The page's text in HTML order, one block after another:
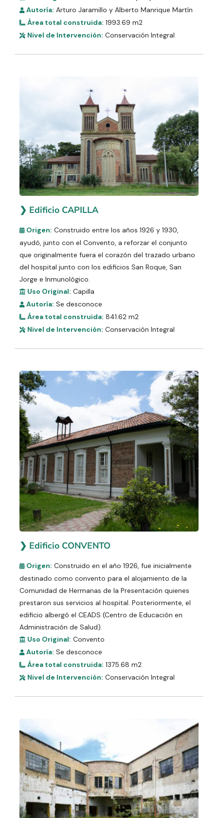
Autoría: Arturo Jaramillo y Alberto Manrique Martín
Área total construida: 1993.69 m2
Nivel de Intervención: Conservación Integral
❯ Edificio CAPILLA
Origen: Construido entre los años 1926 y 1930,
ayudó, junto con el Convento, a reforzar el conjunto
que originalmente fuera el corazón del trazado urbano
del hospital junto con los edificios San Roque, San
Jorge e Inmunológico.
Uso Original: Capilla
Autoría: Se desconoce
Área total construida: 841.62 m2
Nivel de Intervención: Conservación Integral
❯ Edificio CONVENTO
Origen: Construido en el año 1926, fue inicialmente
destinado como convento para el alojamiento de la
Comunidad de Hermanas de la Presentación quienes
prestaron sus servicios al hospital. Posteriormente, el
edificio albergó el CEADS (Centro de Educación en
Administración de Salud).
Uso Original: Convento
Autoría: Se desconoce
Área total construida: 1375.68 m2
Nivel de Intervención: Conservación Integral